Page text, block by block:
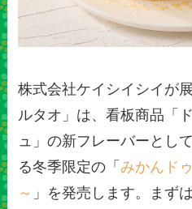
株式会社ケイシイシイが
ルタオ」は、看板商品「
ュ」の新フレーバーとし
る冬季限定の「みかんド
～ 」を発売します。まず